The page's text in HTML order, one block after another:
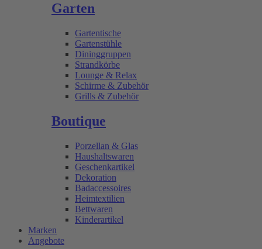
Garten
Gartentische
Gartenstühle
Dininggruppen
Strandkörbe
Lounge & Relax
Schirme & Zubehör
Grills & Zubehör
Boutique
Porzellan & Glas
Haushaltswaren
Geschenkartikel
Dekoration
Badaccessoires
Heimtextilien
Bettwaren
Kinderartikel
Marken
Angebote